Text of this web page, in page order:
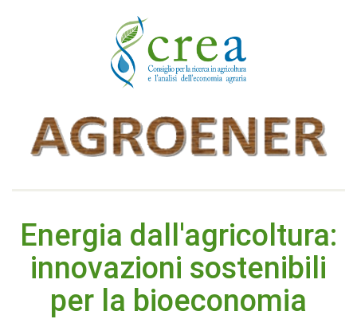
Energia dall'agricoltura:
innovazioni sostenibili
per la bioeconomia